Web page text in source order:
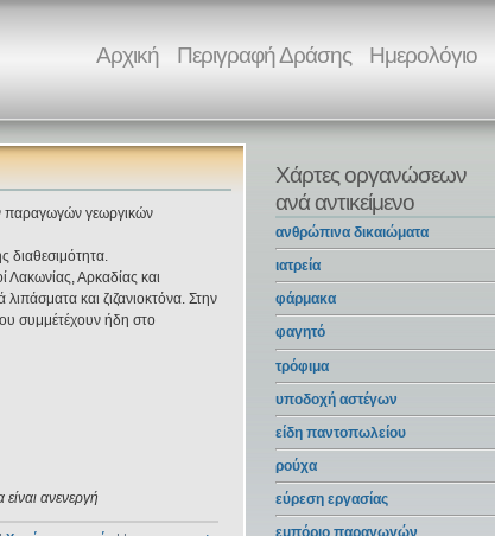
Αρχική Περιγραφή Δράσης Ημερολόγιο
παραγωγών γεωργικών
διαθεσιμότητα.
Λακωνίας, Αρκαδίας και
και ζιζανιοκτόνα. Στην
συμμέτέχουν ήδη στο
ανενεργή
Χάρτες οργανώσεων
ανά αντικείμενο
ανθρώπινα δικαιώματα
ιατρεία
φάρμακα
φαγητό
τρόφιμα
υποδοχή αστέγων
είδη παντοπωλείου
ρούχα
εύρεση εργασίας